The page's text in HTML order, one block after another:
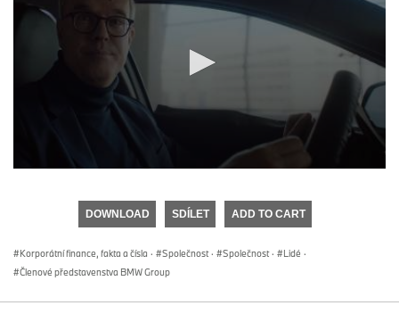
DOWNLOAD SDÍLET ADD TO CART
Korporátní finance, fakta a čísla · Společnost · Společnost · Lidé ·
Členové představenstva BMW Group